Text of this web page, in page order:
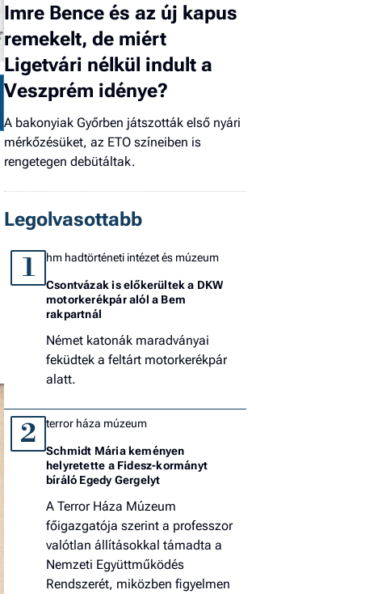
Imre Bence és az új kapus
remekelt, de miért
Ligetvári nélkül indult a
Veszprém idénye?
A bakonyiak Győrben játszották első nyári
mérkőzésüket, az ETO színeiben is
rengetegen debütáltak.
Legolvasottabb
1 hm hadtörténeti intézet és múzeum
Csontvázak is előkerültek a DKW
motorkerékpár alól a Bem
rakpartnál
Német katonák maradványai
feküdtek a feltárt motorkerékpár
alatt.
2 terror háza múzeum
Schmidt Mária keményen
helyretette a Fidesz-kormányt
bíráló Egedy Gergelyt
A Terror Háza Múzeum
főigazgatója szerint a professzor
valótlan állításokkal támadta a
Nemzeti Együttműködés
Rendszerét, miközben figyelmen